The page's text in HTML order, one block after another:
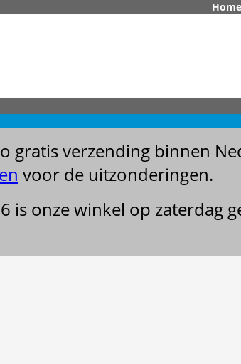
Home
gratis verzending binnen
voor de uitzonderingen.
is onze winkel op zaterdag